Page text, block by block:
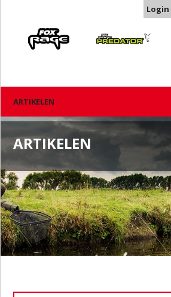
Login
Predator
ARTIKELEN
ARTIKELEN